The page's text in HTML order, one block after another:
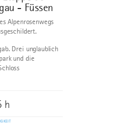
- Füssen
Alpenrosenwegs
Drei unglaublich
und die
h